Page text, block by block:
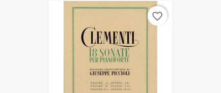
favorite_border